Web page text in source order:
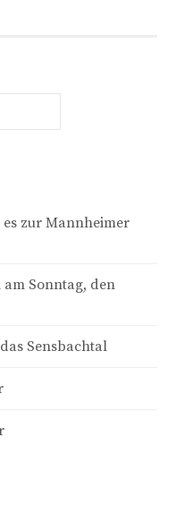
es zur Mannheimer
Sonntag, den
Sensbachtal